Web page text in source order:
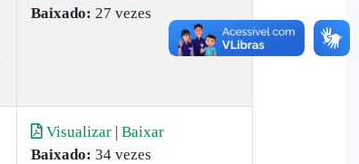
Baixado: 27 vezes
Visualizar | Baixar
Baixado: 34 vezes